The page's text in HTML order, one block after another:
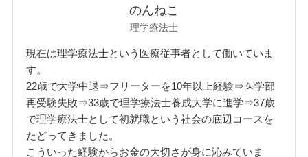
のんねこ
理学療法士
現在は理学療法士という医療従事者として働いていま
す。
22歳で大学中退⇒フリーターを10年以上経験⇒医学部
再受験失敗⇒33歳で理学療法士養成大学に進学⇒37歳
で理学療法士として初就職という社会の底辺コースを
たどってきました。
こういった経験からお金の大切さが身に沁みていま